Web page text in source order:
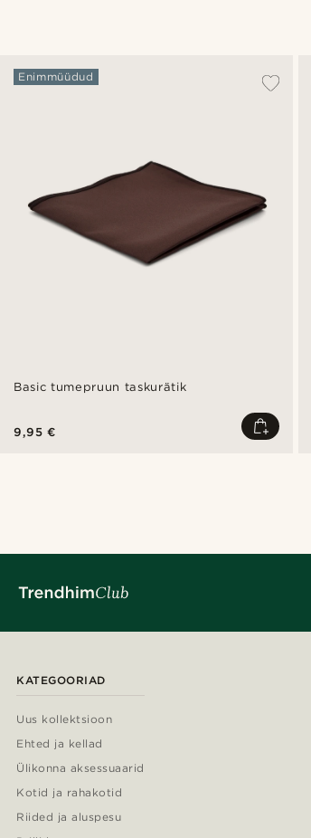
Basic tumepruun taskurätik
Enimmüüdud
9,95 €
KATEGOORIAD
Uus kollektsioon
Ehted ja kellad
Ülikonna aksessuaarid
Kotid ja rahakotid
Riided ja aluspesu